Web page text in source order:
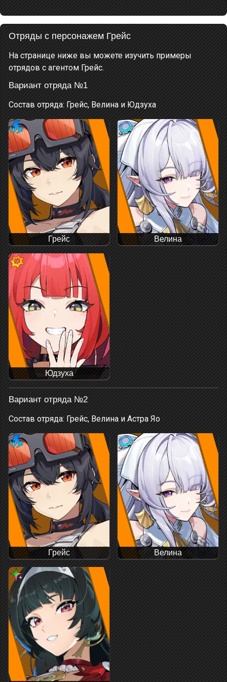
Отряды с персонажем Грейс
На странице ниже вы можете изучить примеры
отрядов с агентом Грейс.
Вариант отряда №1
Состав отряда: Грейс, Велина и Юдзуха
Грейс Велина
Юдзуха
Вариант отряда №2
Состав отряда: Грейс, Велина и Астра Яо
Грейс Велина